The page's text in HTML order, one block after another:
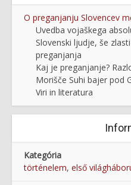
O preganjanju Slovencev
Uvedba vojaškega
Slovenski ljudje, še
preganjanja
Kaj je preganjanje?
Morišče Suhi bajer pod
Viri in literatura
Kategória
történelem, első